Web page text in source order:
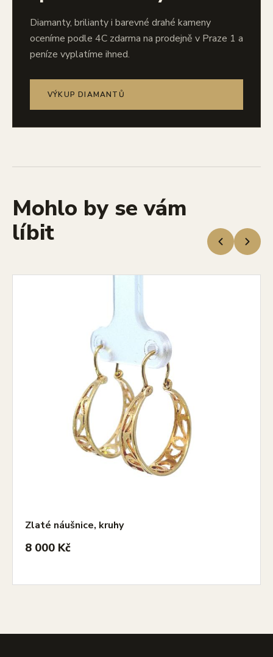
Diamanty, brilianty i barevné drahé kameny
oceníme podle 4C zdarma na prodejně v Praze 1 a
peníze vyplatíme ihned.
VÝKUP DIAMANTŮ
Mohlo by se vám
líbit
Zlaté náušnice, kruhy
8 000 Kč